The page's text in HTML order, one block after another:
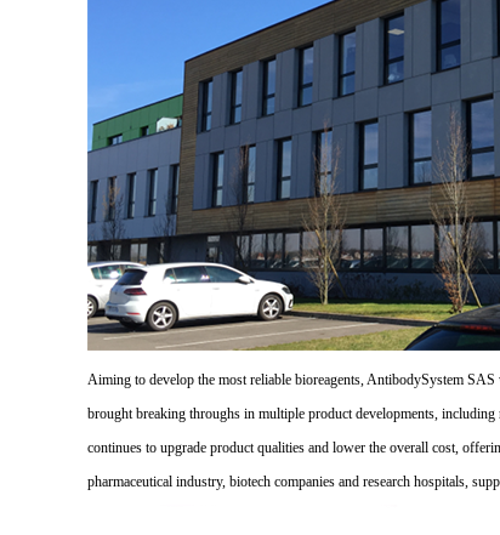
Aiming to develop the most reliable bioreagents, AntibodySystem
brought breaking throughs in multiple product developments,
continues to upgrade product qualities and lower the overall cost,
pharmaceutical industry, biotech companies and research hospitals,